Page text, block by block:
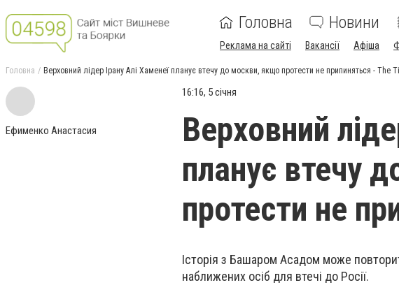
Головна Новини
Реклама на сайті Вакансії Афіша
Головна Верховний лідер Ірану Алі Хаменеї планує втечу до москви, якщо протести не припиняться - The
Ефименко Анастасия
16:16, 5 січня
Верховний
планує втечу
протести не
Історія з Башаром Асадом може
наближених осіб для втечі до Росії.